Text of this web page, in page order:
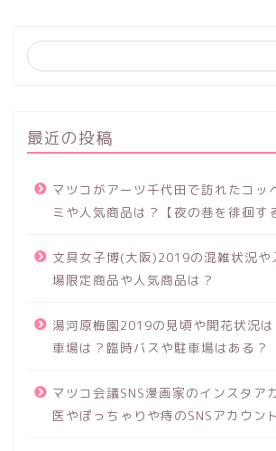
最近の投稿
マツコがアーツ千代田で訪れたコッ
ミや人気商品は？【夜の巷を徘徊す
文具女子博(大阪)2019の混雑状況や
場限定商品や人気商品は？
湯河原梅園2019の見頃や開花状況
車場は？臨時バスや駐車場はある？
マツコ会議SNS漫画家のインスタア
医やぽっちゃりや痔のSNSアカウン